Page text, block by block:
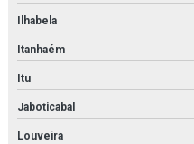
Inspeção e adequação à
Inspeção e adequação à
Inspeção de caldeiras
Inspeção de caldeiras em rio
Ilhabela
Itanhaém
Itu
Jaboticabal
Louveira